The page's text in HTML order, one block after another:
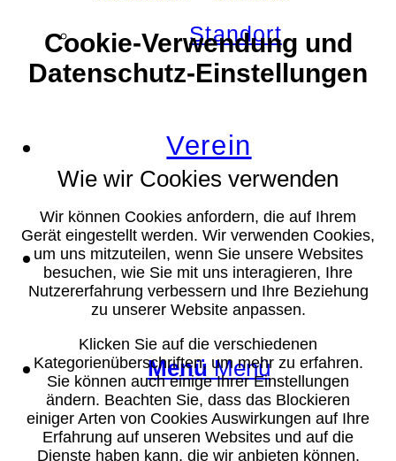
Standort
Verein
Suche
Menü Menü
Cookie-Verwendung und
Datenschutz-Einstellungen
Wie wir Cookies verwenden
Wir können Cookies anfordern, die auf Ihrem
Gerät eingestellt werden. Wir verwenden Cookies,
um uns mitzuteilen, wenn Sie unsere Websites
besuchen, wie Sie mit uns interagieren, Ihre
Nutzererfahrung verbessern und Ihre Beziehung
zu unserer Website anpassen.
Klicken Sie auf die verschiedenen
Kategorienüberschriften, um mehr zu erfahren.
Sie können auch einige Ihrer Einstellungen
ändern. Beachten Sie, dass das Blockieren
einiger Arten von Cookies Auswirkungen auf Ihre
Erfahrung auf unseren Websites und auf die
Dienste haben kann, die wir anbieten können.